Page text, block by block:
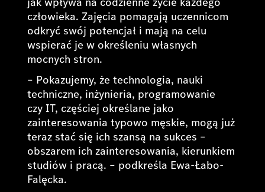
człowieka. Zajęcia pomagają uczennicom
odkryć swój potencjał i mają na celu
wspierać je w określeniu własnych
mocnych stron.
– Pokazujemy, że technologia, nauki
techniczne, inżynieria, programowanie
czy IT, częściej określane jako
zainteresowania typowo męskie, mogą już
teraz stać się ich szansą na sukces –
obszarem ich zainteresowania, kierunkiem
studiów i pracą. – podkreśla Ewa-Łabo-
Falęcka.